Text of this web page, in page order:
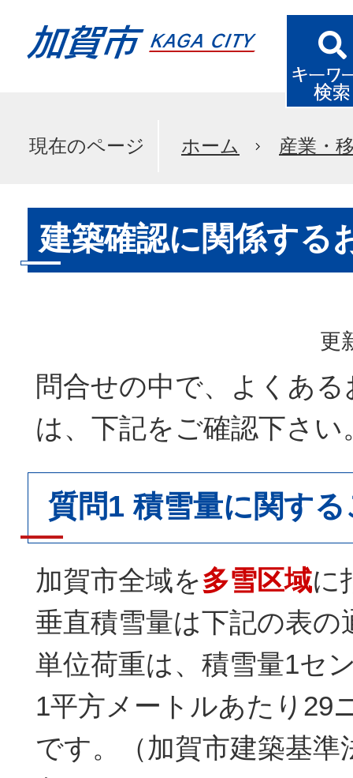
現在のページ ホーム 産業・
建築確認に関係する
更
問合せの中で、よくあ
は、下記をご確認下さい
質問1 積雪量に関す
加賀市全域を多雪区域に
垂直積雪量は下記の表の
単位荷重は、積雪量1セ
1平方メートルあたり29
です。（加賀市建築基準